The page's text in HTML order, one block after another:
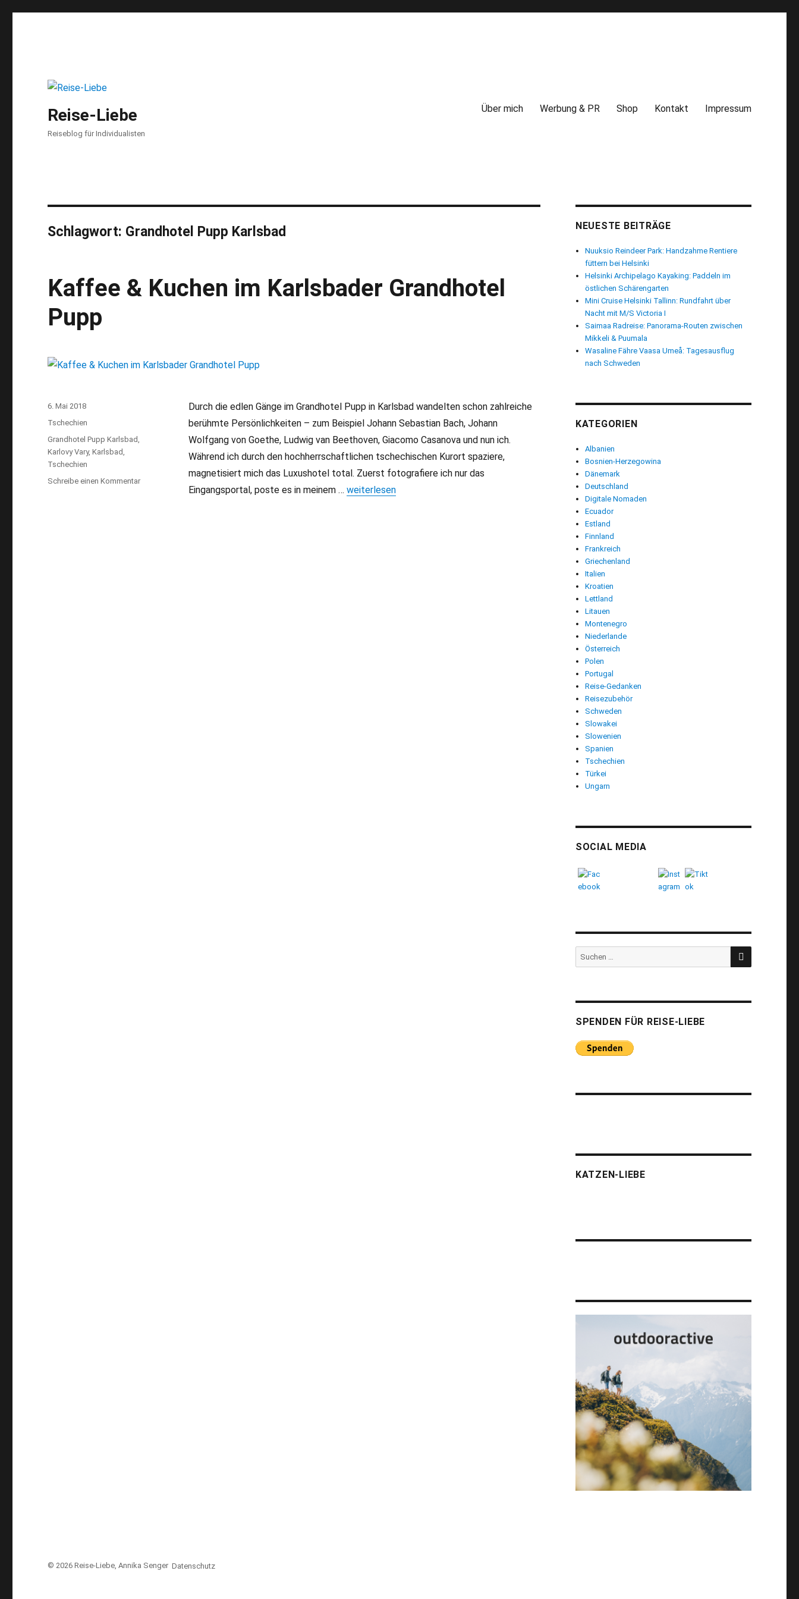
Reise-Liebe
Reiseblog für Individualisten
Über mich Werbung & PR Shop Kontakt Impressum
Schlagwort: Grandhotel Pupp Karlsbad
Kaffee & Kuchen im Karlsbader Grandhotel
Pupp
Durch die edlen Gänge im Grandhotel Pupp in Karlsbad wandelten schon zahlreiche
berühmte Persönlichkeiten – zum Beispiel Johann Sebastian Bach, Johann
Wolfgang von Goethe, Ludwig van Beethoven, Giacomo Casanova und nun ich.
Während ich durch den hochherrschaftlichen tschechischen Kurort spaziere,
magnetisiert mich das Luxushotel total. Zuerst fotografiere ich nur das
Eingangsportal, poste es in meinem … „Kaffee & Kuchen im Karlsbader Grandhotel Pupp“
weiterlesen
Veröffentlicht
am
6. Mai 2018
Kategorien
Tschechien
Schlagwörter
Grandhotel Pupp Karlsbad
Karlovy Vary,Karlsbad
Tschechien
Schreibe einen Kommentar
NEUESTE BEITRÄGE
Nuuksio Reindeer Park: Handzahme Rentiere
füttern bei Helsinki
Helsinki Archipelago Kayaking: Paddeln im
östlichen Schärengarten
Mini Cruise Helsinki Tallinn: Rundfahrt über
Nacht mit M/S Victoria I
Saimaa Radreise: Panorama-Routen zwischen
Mikkeli & Puumala
Wasaline Fähre Vaasa Umeå: Tagesausflug
nach Schweden
KATEGORIEN
Albanien
Bosnien-Herzegowina
Dänemark
Deutschland
Digitale Nomaden
Ecuador
Estland
Finnland
Frankreich
Griechenland
Italien
Kroatien
Lettland
Litauen
Montenegro
Niederlande
Österreich
Polen
Portugal
Reise-Gedanken
Reisezubehör
Schweden
Slowakei
Slowenien
Spanien
Tschechien
Türkei
Ungarn
SOCIAL MEDIA
Suchen
nach:
SUCHEN
SPENDEN FÜR REISE-LIEBE
KATZEN-LIEBE
Datenschutz
© 2026Reise-Liebe, Annika Senger